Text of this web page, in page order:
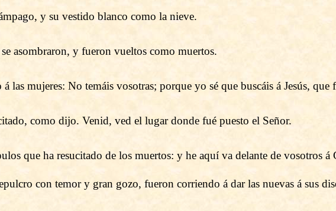
y su vestido blanco como la nieve.
asombraron, y fueron vueltos como muertos.
las mujeres: No temáis vosotras; porque yo sé que buscáis á Jesús, que
como dijo. Venid, ved el lugar donde fué puesto el Señor.
que ha resucitado de los muertos: y he aquí va delante de vosotros
con temor y gran gozo, fueron corriendo á dar las nuevas á sus